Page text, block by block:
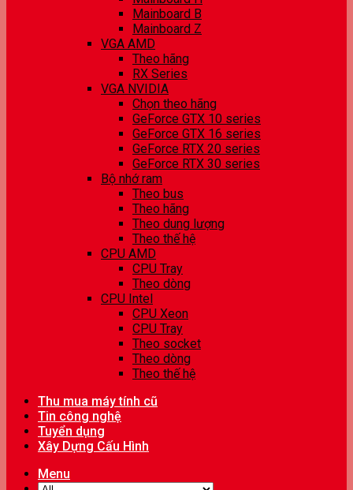
Mainboard B
Mainboard Z
VGA AMD
Theo hãng
RX Series
VGA NVIDIA
Chọn theo hãng
GeForce GTX 10 series
GeForce GTX 16 series
GeForce RTX 20 series
GeForce RTX 30 series
Bộ nhớ ram
Theo bus
Theo hãng
Theo dung lượng
Theo thế hệ
CPU AMD
CPU Tray
Theo dòng
CPU Intel
CPU Xeon
CPU Tray
Theo socket
Theo dòng
Theo thế hệ
Thu mua máy tính cũ
Tin công nghệ
Tuyển dụng
Xây Dựng Cấu Hình
Menu